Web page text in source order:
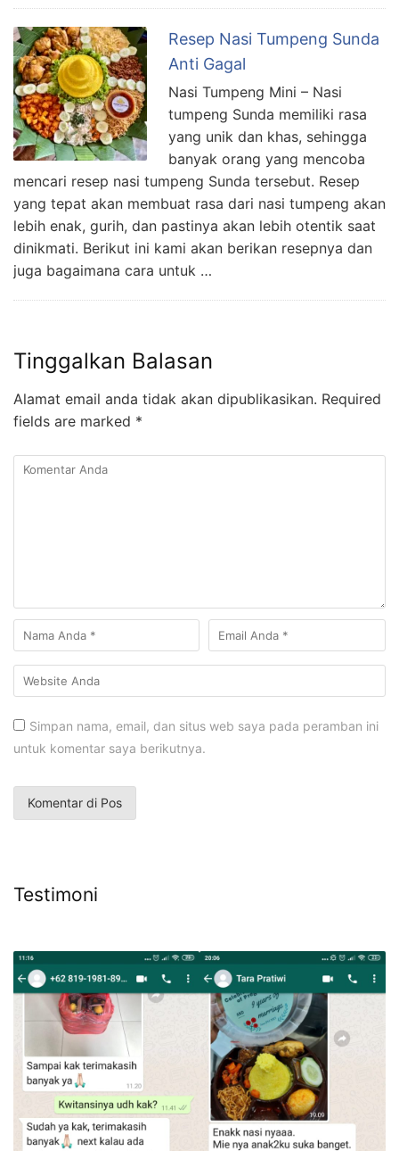
Resep Nasi Tumpeng Sunda
Anti Gagal
Nasi Tumpeng Mini – Nasi
tumpeng Sunda memiliki rasa
yang unik dan khas, sehingga
banyak orang yang mencoba
mencari resep nasi tumpeng Sunda tersebut. Resep
yang tepat akan membuat rasa dari nasi tumpeng akan
lebih enak, gurih, dan pastinya akan lebih otentik saat
dinikmati. Berikut ini kami akan berikan resepnya dan
juga bagaimana cara untuk …
Tinggalkan Balasan
Alamat email anda tidak akan dipublikasikan. Required
fields are marked *
Simpan nama, email, dan situs web saya pada peramban ini
untuk komentar saya berikutnya.
Testimoni